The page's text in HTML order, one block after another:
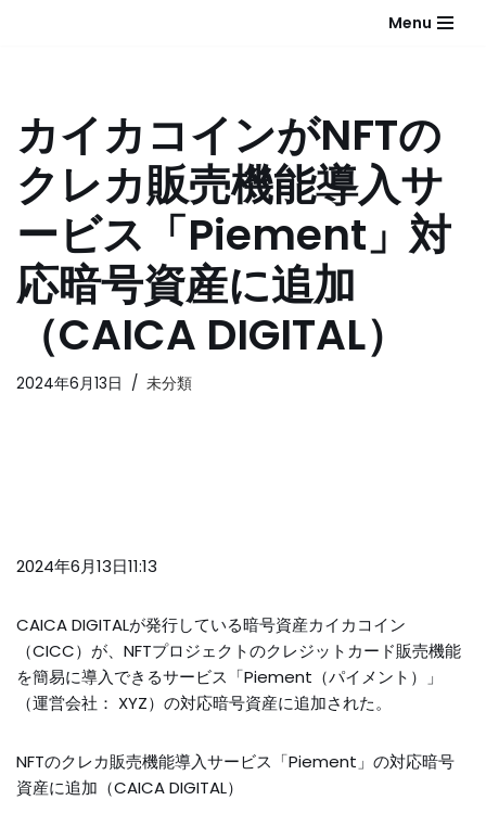
ン
へ
キ
ッ
プ
Menu
カイカコインがNFTの
クレカ販売機能導入サ
ービス「Piement」対
応暗号資産に追加
（CAICA DIGITAL）
2024年6月13日 未分類
2024年6月13日11:13
CAICA DIGITALが発行している暗号資産カイカコイン
（CICC）が、NFTプロジェクトのクレジットカード販売機能
を簡易に導入できるサービス「Piement（パイメント）」
（運営会社： XYZ）の対応暗号資産に追加された。
NFTのクレカ販売機能導入サービス「Piement」の対応暗号
資産に追加（CAICA DIGITAL）